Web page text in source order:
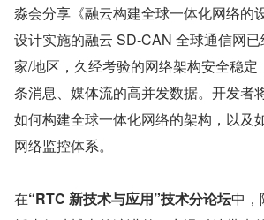
淼会分享《融云构建全球一体化网络的
设计实施的融云 SD-CAN 全球通信网
家/地区，久经考验的网络架构安全稳定
条消息、媒体流的高并发数据。开发者
如何构建全球一体化网络的架构，以及
网络监控体系。
在“RTC 新技术与应用”技术分论坛中，